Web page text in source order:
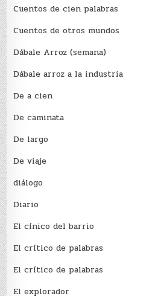
Cuentos de cien palabras
Cuentos de otros mundos
Dábale Arroz (semana)
Dábale arroz a la industria
De a cien
De caminata
De largo
De viaje
diálogo
Diario
El cínico del barrio
El crí­tico de palabras
El crí­tico de palabras
El explorador